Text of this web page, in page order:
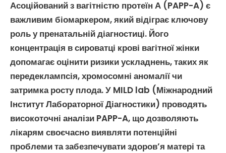
Асоційований з вагітністю протеїн А (PAPP-A) є
важливим біомаркером, який відіграє ключову
роль упренатальній діагностиці. Його
концентрація в сироватці крові вагітної жінки
допомагає оцінити ризики ускладнень, таких як
передеклампсія,хромосомні аномаліїчи
затримка росту плода. У MILD lab (Міжнародний
Інститут Лабораторної Діагностики) проводять
високоточні аналізи PAPP-A, що дозволяють
лікарям своєчасно виявляти потенційні
проблеми та забезпечувати здоров’я матері та